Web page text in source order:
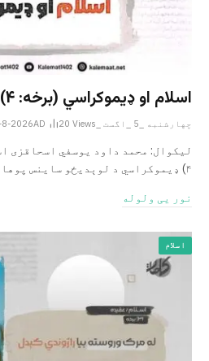
اسلام او ډیموکراسي (برخه: ۴)
چهارشنبه _5 _اگست _2026AH 5-8-2026AD 20 Views
لیکوال: محمد داود یوسفي اسحاقزی
۴) ډیموکراسي د لوېدیځو ساینس پوهانو…
نور یی ولوله
اسلام